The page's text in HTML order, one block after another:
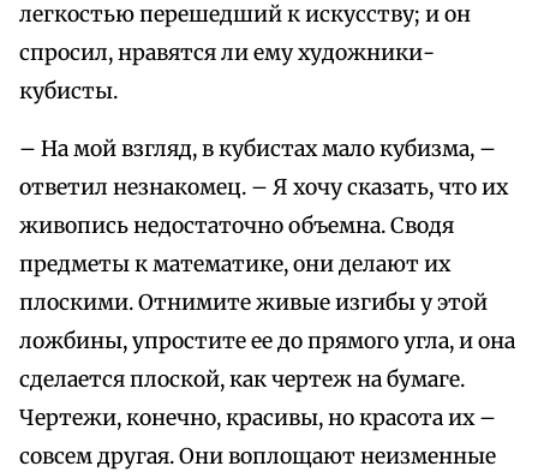
легкостью перешедший к искусству; и он
спросил, нравятся ли ему художники-
кубисты.
– На мой взгляд, в кубистах мало кубизма, –
ответил незнакомец. – Я хочу сказать, что их
живопись недостаточно объемна. Сводя
предметы к математике, они делают их
плоскими. Отнимите живые изгибы у этой
ложбины, упростите ее до прямого угла, и она
сделается плоской, как чертеж на бумаге.
Чертежи, конечно, красивы, но красота их –
совсем другая. Они воплощают неизменные